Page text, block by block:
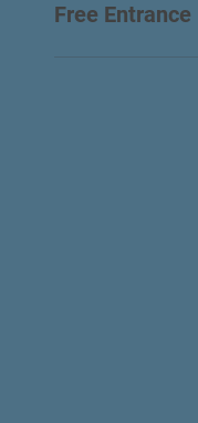
Free Entrance